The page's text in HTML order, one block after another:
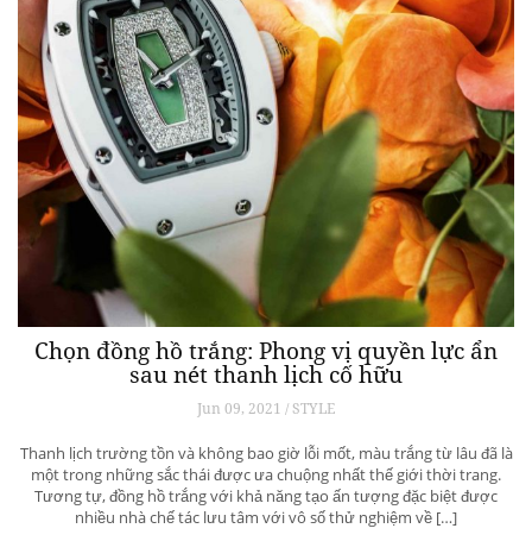
Chọn đồng hồ trắng: Phong vị quyền lực ẩn
sau nét thanh lịch cố hữu
Jun 09, 2021 / STYLE
Thanh lịch trường tồn và không bao giờ lỗi mốt, màu trắng từ lâu đã là
một trong những sắc thái được ưa chuộng nhất thế giới thời trang.
Tương tự, đồng hồ trắng với khả năng tạo ấn tượng đặc biệt được
nhiều nhà chế tác lưu tâm với vô số thử nghiệm về […]